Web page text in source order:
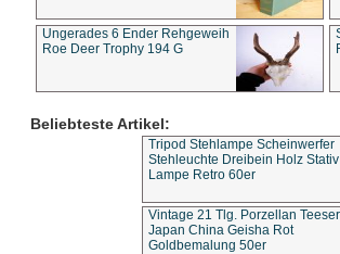
Ungerades 6 Ender Rehgeweih
Roe Deer Trophy 194 G
Beliebteste Artikel:
Tripod Stehlampe Scheinwerfer
Stehleuchte Dreibein Holz Stativ
Lampe Retro 60er
Vintage 21 Tlg. Porzellan
Japan China Geisha Rot
Goldbemalung 50er